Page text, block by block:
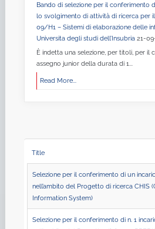
Bando di selezione per il conferimento
lo svolgimento di attività di ricerca per
09/H1 – Sistemi di elaborazione delle
Universita degli studi dell’Insubria 21-
È indetta una selezione, per titoli, per il
assegno junior della durata di 1...
Read More...
Title
Selezione per il conferimento di un
nell’ambito del Progetto di ricerca CHIS
Information System)
Selezione per il conferimento di n. 1